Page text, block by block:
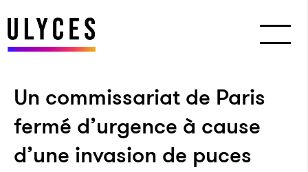
Un commissariat de Paris
fermé d’urgence à cause
d’une invasion de puces